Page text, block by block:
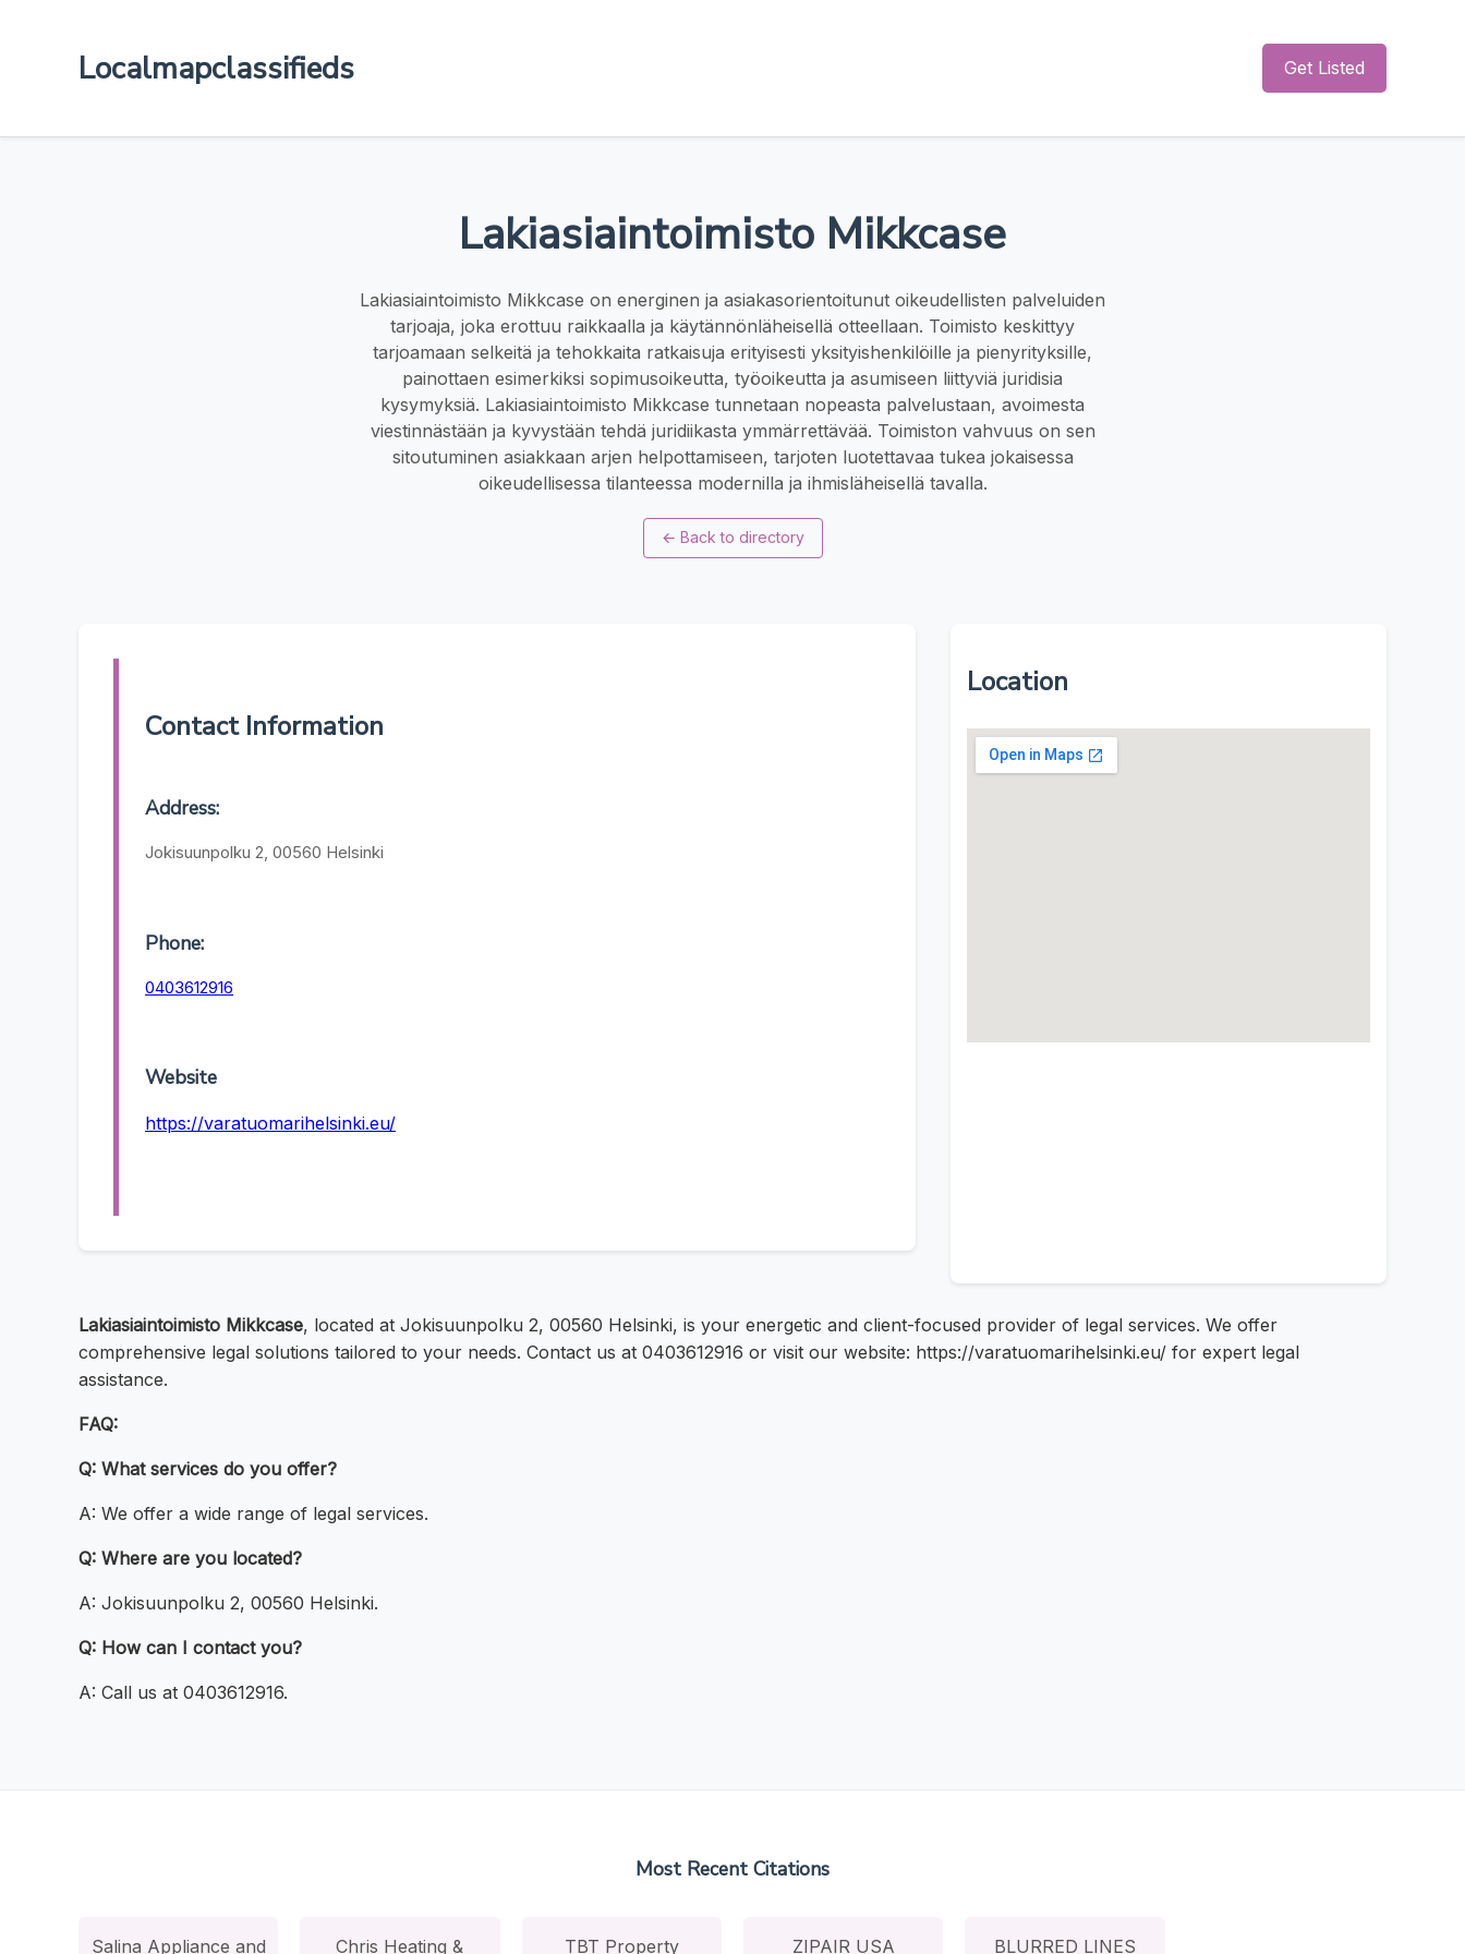
Localmapclassifieds Get Listed
Lakiasiaintoimisto Mikkcase
Lakiasiaintoimisto Mikkcase on energinen ja asiakasorientoitunut oikeudellisten palveluiden
tarjoaja, joka erottuu raikkaalla ja käytännönläheisellä otteellaan. Toimisto keskittyy
tarjoamaan selkeitä ja tehokkaita ratkaisuja erityisesti yksityishenkilöille ja pienyrityksille,
painottaen esimerkiksi sopimusoikeutta, työoikeutta ja asumiseen liittyviä juridisia
kysymyksiä. Lakiasiaintoimisto Mikkcase tunnetaan nopeasta palvelustaan, avoimesta
viestinnästään ja kyvystään tehdä juridiikasta ymmärrettävää. Toimiston vahvuus on sen
sitoutuminen asiakkaan arjen helpottamiseen, tarjoten luotettavaa tukea jokaisessa
oikeudellisessa tilanteessa modernilla ja ihmisläheisellä tavalla.
← Back to directory
Contact Information
Address:
Jokisuunpolku 2, 00560 Helsinki
Phone:
0403612916
Website
https://varatuomarihelsinki.eu/
Location
Lakiasiaintoimisto Mikkcase, located at Jokisuunpolku 2, 00560 Helsinki, is your energetic and client-focused provider of legal services. We offer
comprehensive legal solutions tailored to your needs. Contact us at 0403612916 or visit our website: https://varatuomarihelsinki.eu/ for expert legal
assistance.
FAQ:
Q: What services do you offer?
A: We offer a wide range of legal services.
Q: Where are you located?
A: Jokisuunpolku 2, 00560 Helsinki.
Q: How can I contact you?
A: Call us at 0403612916.
Most Recent Citations
Salina Appliance and Chris Heating & TBT Property ZIPAIR USA BLURRED LINES